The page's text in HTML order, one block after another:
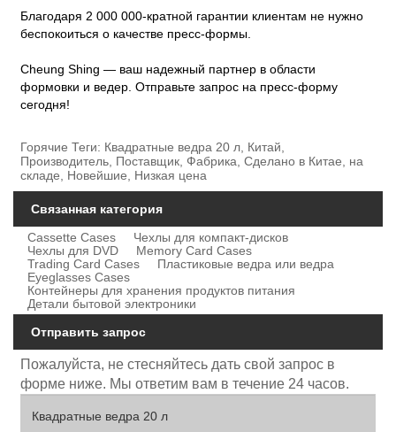
Благодаря 2 000 000-кратной гарантии клиентам не нужно
беспокоиться о качестве пресс-формы.
Cheung Shing — ваш надежный партнер в области
формовки и ведер. Отправьте запрос на пресс-форму
сегодня!
Горячие Теги: Квадратные ведра 20 л, Китай,
Производитель, Поставщик, Фабрика, Сделано в Китае, на
складе, Новейшие, Низкая цена
Связанная категория
Cassette Cases
Чехлы для компакт-дисков
Чехлы для DVD
Memory Card Cases
Trading Card Cases
Пластиковые ведра или ведра
Eyeglasses Cases
Контейнеры для хранения продуктов питания
Детали бытовой электроники
Отправить запрос
Пожалуйста, не стесняйтесь дать свой запрос в
форме ниже. Мы ответим вам в течение 24 часов.